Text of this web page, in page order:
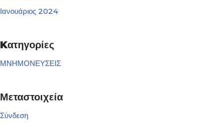
Ιανουάριος 2024
Kατηγορίες
ΜΝΗΜΟΝΕΥΣΕΙΣ
Μεταστοιχεία
Σύνδεση